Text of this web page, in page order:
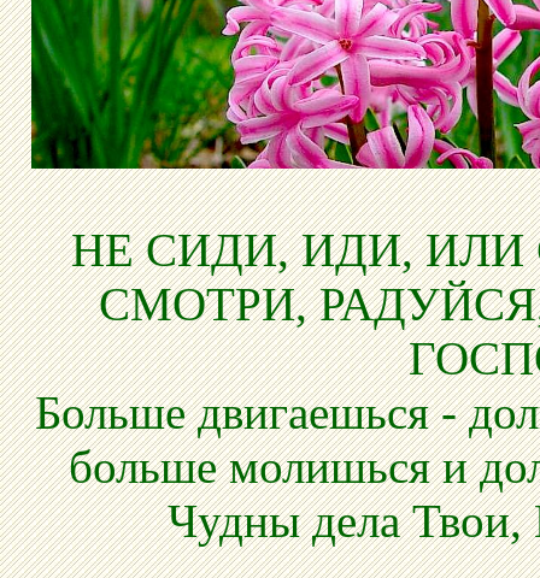
НЕ СИДИ, ИДИ,
СМОТРИ,
Больше двигаешься -
больше молишься и
Чудны дела Твои,